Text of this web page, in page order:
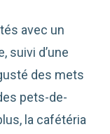
avec un
suivi d’une
des mets
pets-de-
la cafétéria